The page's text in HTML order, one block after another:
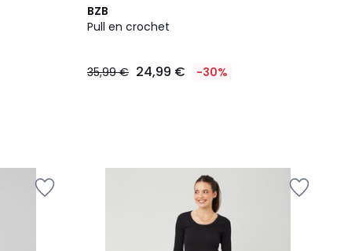
BZB
Pull en crochet
35,99 € 24,99 € -30%